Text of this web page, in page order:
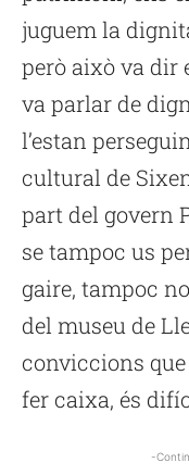
juguem la
però això va dir
va parlar de
l’estan
cultural de
part del govern
se tampoc us
gaire, tampoc
del museu de
conviccions
fer caixa, és
-